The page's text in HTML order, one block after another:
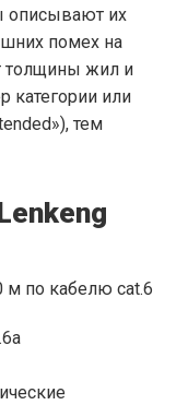
описывают их
помех на
толщины жил и
категории или
тем
м по кабелю cat.6